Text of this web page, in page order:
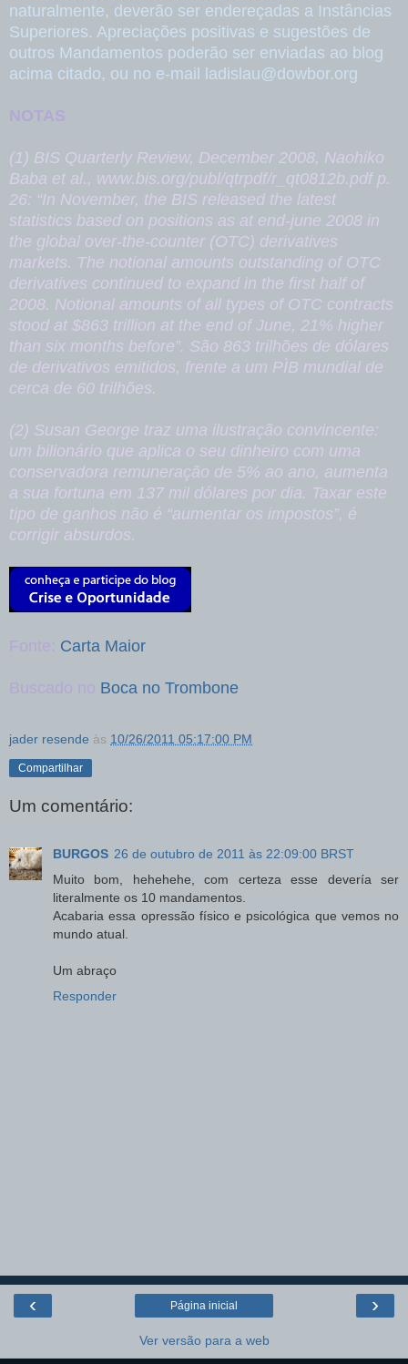
naturalmente, deverão ser endereçadas a Instâncias
Superiores. Apreciações positivas e sugestões de
outros Mandamentos poderão ser enviadas ao blog
acima citado, ou no e-mail ladislau@dowbor.org
NOTAS
(1) BIS Quarterly Review, December 2008, Naohiko
Baba et al., www.bis.org/publ/qtrpdf/r_qt0812b.pdf p.
26: “In November, the BIS released the latest
statistics based on positions as at end-june 2008 in
the global over-the-counter (OTC) derivatives
markets. The notional amounts outstanding of OTC
derivatives continued to expand in the first half of
2008. Notional amounts of all types of OTC contracts
stood at $863 trillion at the end of June, 21% higher
than six months before”. São 863 trilhões de dólares
de derivativos emitidos, frente a um PÌB mundial de
cerca de 60 trilhões.
(2) Susan George traz uma ilustração convincente:
um bilionário que aplica o seu dinheiro com uma
conservadora remuneração de 5% ao ano, aumenta
a sua fortuna em 137 mil dólares por dia. Taxar este
tipo de ganhos não é “aumentar os impostos”, é
corrigir absurdos.
Fonte: Carta Maior
Buscado no Boca no Trombone
jader resende às 10/26/2011 05:17:00 PM
Compartilhar
Um comentário:
BURGOS 26 de outubro de 2011 às 22:09:00 BRST
Muito bom, hehehehe, com certeza esse devería ser
literalmente os 10 mandamentos.
Acabaria essa opressão físico e psicológica que vemos no
mundo atual.
Um abraço
Responder
‹ ›
Página inicial
Ver versão para a web